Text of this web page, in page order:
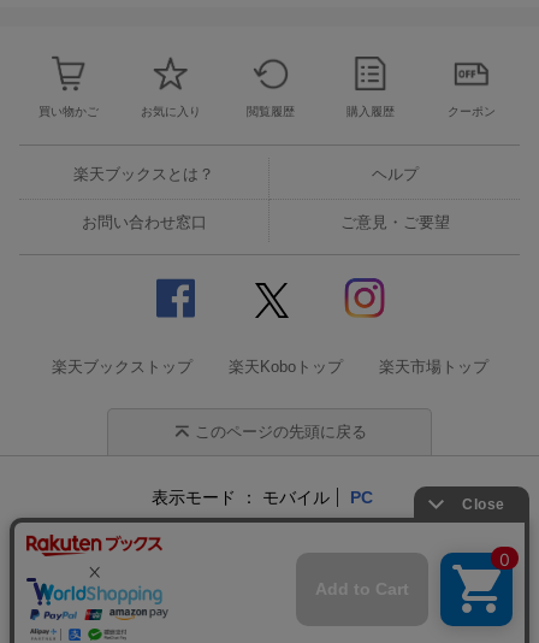
買い物かご お気に入り 閲覧履歴 購入履歴 クーポン
楽天ブックスとは？ ヘルプ
お問い合わせ窓口 ご意見・ご要望
楽天ブックストップ 楽天Koboトップ 楽天市場トップ
このページの先頭に戻る
表示モード モバイル PC
企業情報 個人情報保護方針